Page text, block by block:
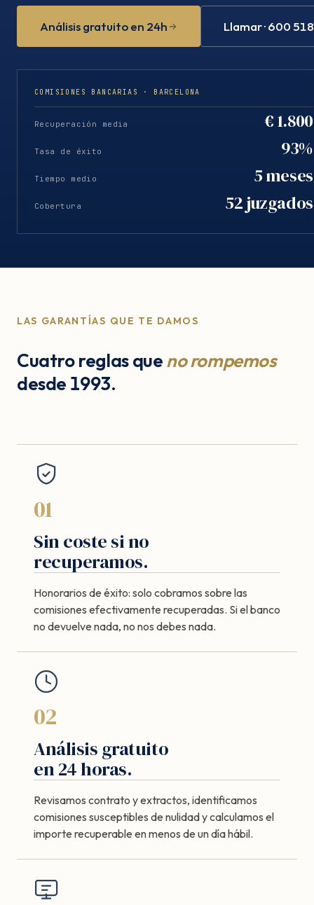
Análisis gratuito en 24h Llamar · 600
COMISIONES BANCARIAS · BARCELONA
Recuperación media € 1.800
Tasa de éxito 93%
Tiempo medio 5 meses
Cobertura 52 juzgados
LAS GARANTÍAS QUE TE DAMOS
Cuatro reglas queno rompemos
desde 1993.
01
Sin coste si no
recuperamos.
Honorarios de éxito: solo cobramos sobre las
comisiones efectivamente recuperadas. Si el banco
no devuelve nada, no nos debes nada.
02
Análisis gratuito
en 24 horas.
Revisamos contrato y extractos, identificamos
comisiones susceptibles de nulidad y calculamos el
importe recuperable en menos de un día hábil.